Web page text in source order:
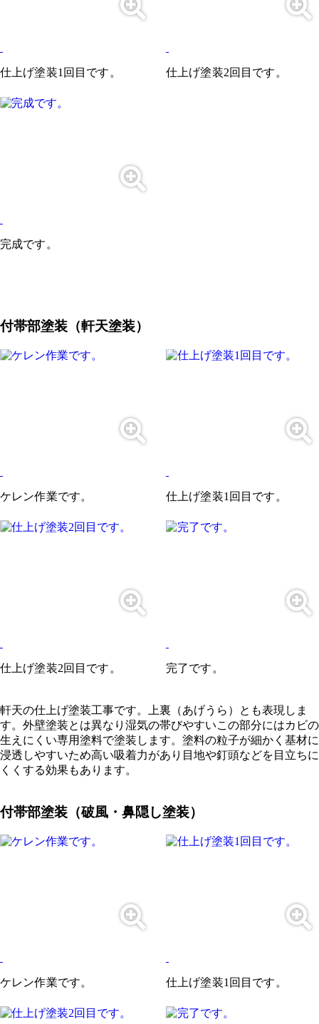
仕上げ塗装1回目です。 仕上げ塗装2回目です。
完成です。
付帯部塗装（軒天塗装）
ケレン作業です。 仕上げ塗装1回目です。
仕上げ塗装2回目です。 完了です。
軒天の仕上げ塗装工事です。上裏（あげうら）とも表現しま
す。外壁塗装とは異なり湿気の帯びやすいこの部分にはカビの
生えにくい専用塗料で塗装します。塗料の粒子が細かく基材に
浸透しやすいため高い吸着力があり目地や釘頭などを目立ちに
くくする効果もあります。
付帯部塗装（破風・鼻隠し塗装）
ケレン作業です。 仕上げ塗装1回目です。